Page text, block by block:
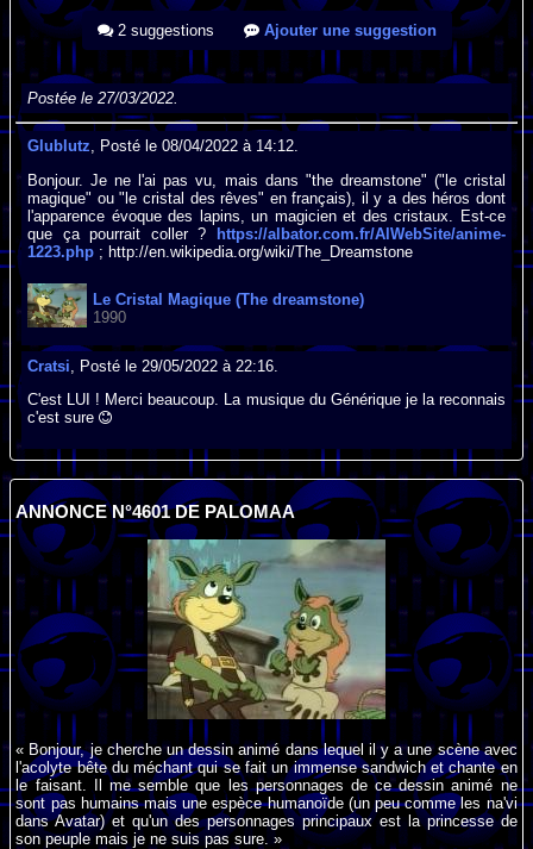
2 suggestions Ajouter une suggestion
Postée le 27/03/2022.
Glublutz, Posté le 08/04/2022 à 14:12.
Bonjour. Je ne l'ai pas vu, mais dans "the dreamstone" ("le cristal
magique" ou "le cristal des rêves" en français), il y a des héros dont
l'apparence évoque des lapins, un magicien et des cristaux. Est-ce
que ça pourrait coller ?
https://albator.com.fr/AlWebSite/anime-
1223.php ; http://en.wikipedia.org/wiki/The_Dreamstone
Le Cristal Magique (The dreamstone)
1990
Cratsi, Posté le 29/05/2022 à 22:16.
C'est LUI ! Merci beaucoup. La musique du Générique je la reconnais
c'est sure
ANNONCE N°4601 DE PALOMAA
« Bonjour, je cherche un dessin animé dans lequel il y a une scène avec
l'acolyte bête du méchant qui se fait un immense sandwich et chante en
le faisant. Il me semble que les personnages de ce dessin animé ne
sont pas humains mais une espèce humanoïde (un peu comme les na'vi
dans Avatar) et qu'un des personnages principaux est la princesse de
son peuple mais je ne suis pas sure. »